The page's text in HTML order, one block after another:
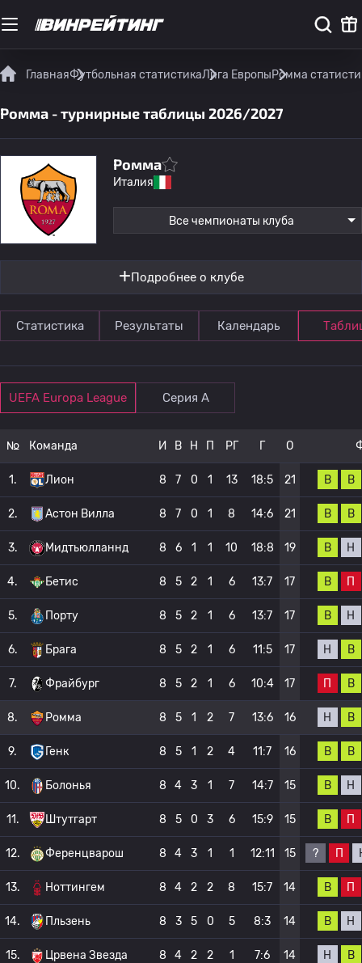
ГлавнаяФутбольная статистикаЛига ЕвропыРомма
Ромма - турнирные таблицы 2026/2027
Ромма
Италия
Все чемпионаты клуба
Подробнее о клубе
Статистика Результаты Календарь
UEFA Europa League Серия А
№ Команда И В Н П РГ Г О
1. Лион 8 7 0 1 13 18:5 21 В В
2. Астон Вилла 8 7 0 1 8 14:6 21 В В
3. Мидтьюлланнд 8 6 1 1 10 18:8 19 В Н
4. Бетис 8 5 2 1 6 13:7 17 В П
5. Порту 8 5 2 1 6 13:7 17 В Н
6. Брага 8 5 2 1 6 11:5 17 Н В
7. Фрайбург 8 5 2 1 6 10:4 17 П В
8. Ромма 8 5 1 2 7 13:6 16 Н В
9. Генк 8 5 1 2 4 11:7 16 В В
10. Болонья 8 4 3 1 7 14:7 15 В Н
11. Штутгарт 8 5 0 3 6 15:9 15 В П
12. Ференцварош 8 4 3 1 1 12:11 15 ? П
13. Ноттингем 8 4 2 2 8 15:7 14 В П
14. Пльзень 8 3 5 0 5 8:3 14 В Н
15. Црвена Звезда 8 4 2 2 1 7:6 14 Н В